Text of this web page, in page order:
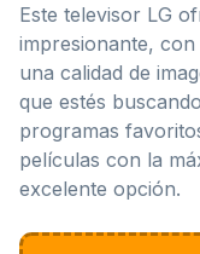
Este televisor LG
impresionante,
una calidad de
que estés
programas
películas con la
excelente opción.